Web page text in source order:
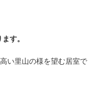
す。
い里山の様を望む居室で